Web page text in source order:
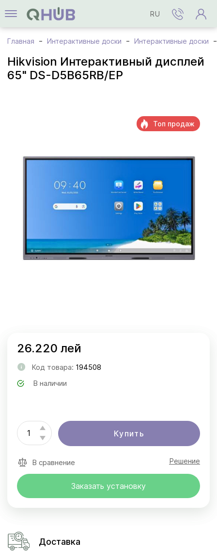
RU
Главная Интерактивные доски Интерактивные доски
Hikvision Интерактивный дисплей
65" DS-D5B65RB/EP
Топ продаж
26.220 лей
Код товара: 194508
В наличии
Купить
В сравнение Решение
Заказать установку
Доставка